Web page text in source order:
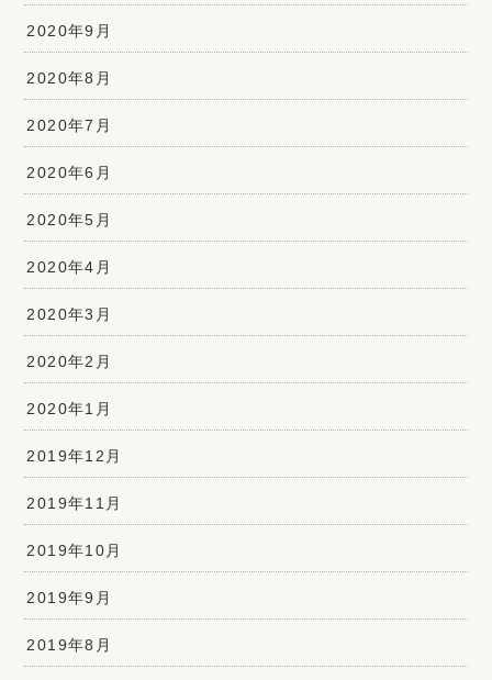
2020年9月
2020年8月
2020年7月
2020年6月
2020年5月
2020年4月
2020年3月
2020年2月
2020年1月
2019年12月
2019年11月
2019年10月
2019年9月
2019年8月